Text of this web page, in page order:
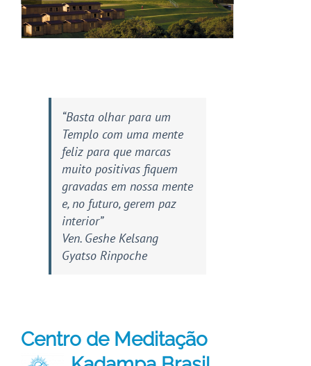
“Basta olhar para um
Templo com uma mente
feliz para que marcas
muito positivas fiquem
gravadas em nossa mente
e, no futuro, gerem paz
interior”
Ven. Geshe Kelsang
Gyatso Rinpoche
Centro de Meditação